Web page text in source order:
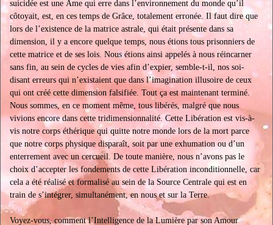
suicidée est une Âme qui erre dans l’environnement du monde qu’il
côtoyait, est, en ces temps de Grâce, totalement erronée. Il faut dire que
lors de l’existence de la matrice astrale, qui était présente dans sa
dimension, il y a encore quelque temps, nous étions tous prisonniers de
cette matrice et de ses lois. Nous étions ainsi appelés à nous réincarner
sans fin, au sein de cycles de vies afin d’expier, semble-t-il, nos soi-
disant erreurs qui n’existaient que dans l’imagination illusoire de ceux
qui ont créé cette dimension falsifiée. Tout ça est maintenant terminé.
Nous sommes, en ce moment même, tous libérés, malgré que nous
vivions encore dans cette tridimensionnalité. Cette Libération est vis-à-
vis notre corps éthérique qui quitte notre monde lors de la mort parce
que notre corps physique disparaît, soit par une exhumation ou d’un
enterrement avec un cercueil. De toute manière, nous n’avons pas le
choix d’accepter les fondements de cette Libération inconditionnelle, car
cela a été réalisé et formalisé au sein de la Source Centrale qui est en
train de s’intégrer, simultanément, en nous et sur la Terre.
Voyez-vous, comment l’Intelligence de la Lumière par son Amour